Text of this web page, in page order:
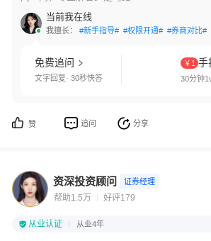
当前我在线
我擅长： #新手指导# #权限开通# #券商对比#
免费追问
文字回复· 30秒快答
￥1 手
30分钟
赞 追问 分享
资深投资顾问 证券经理
帮助1.5万 好评179
从业认证 从业4年